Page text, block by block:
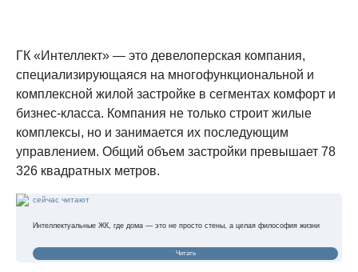
ГК «Интеллект» — это девелоперская компания,
специализирующаяся на многофункциональной и
комплексной жилой застройке в сегментах комфорт и
бизнес-класса. Компания не только строит жилые
комплексы, но и занимается их последующим
управлением. Общий объем застройки превышает 78
326 квадратных метров.
сейчас читают
Интеллектуальные ЖК, где дома — это не просто стены, а целая философия жизни
Читать